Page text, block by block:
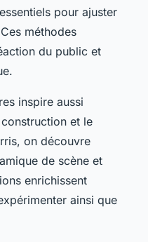
pour ajuster
méthodes
du public et
inspire aussi
et le
on découvre
de scène et
enrichissent
ainsi que